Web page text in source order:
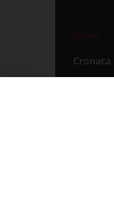
News
Cronaca
Attualità
Primo